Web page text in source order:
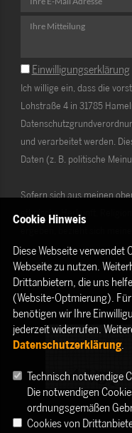
Einwilligungserklärung
Ich willige ein, dass die
Lohstraße 4 in 31785
und verarbeitet werden.
Daten (z. B. politische
Sofern sich aus meinen
ethnische Herkunft,
Die Rechte als Betroffener
habe ich gelesen und
Cookie Hinweis
Diese Webseite verwendet
Webseite zu nutzen.
Drittanbietern, die uns
(Website-Optmierung).
benötigen wir Ihre
jederzeit widerrufen.
Datenschutzerklärung.
Technisch notwendige
Die notwendigen
ordnungsgemäßen
Cookies von